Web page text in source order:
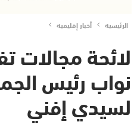
الرئيسية أخبار إقليمية
لائحة مجالات
نواب رئيس
لسيدي إفني